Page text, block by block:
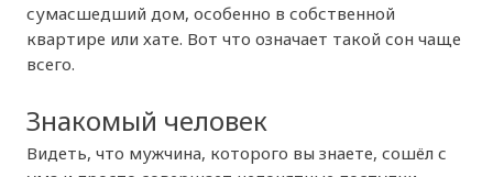
сумасшедший дом, особенно в собственной
квартире или хате. Вот что означает такой сон чаще
всего.
Знакомый человек
Видеть, что мужчина, которого вы знаете, сошёл с